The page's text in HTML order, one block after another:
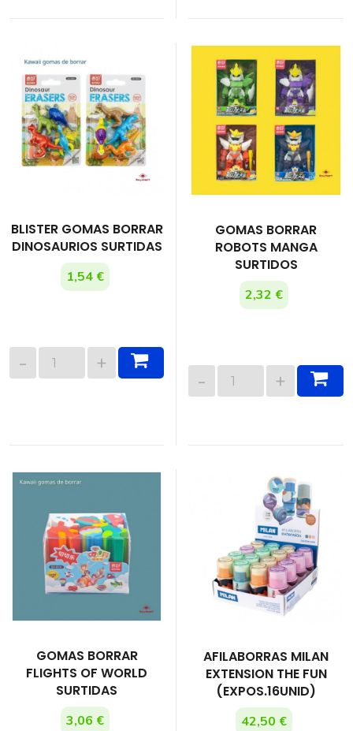
BLISTER GOMAS BORRAR
DINOSAURIOS SURTIDAS
1,54 €
GOMAS BORRAR
ROBOTS MANGA
SURTIDOS
2,32 €
GOMAS BORRAR
FLIGHTS OF WORLD
SURTIDAS
3,06 €
AFILABORRAS MILAN
EXTENSION THE FUN
(EXPOS.16UNID)
42,50 €